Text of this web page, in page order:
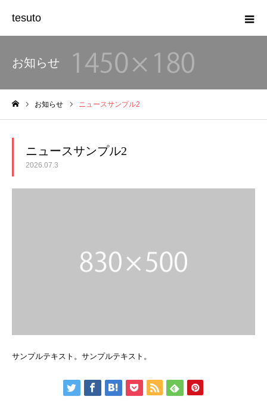
tesuto
お知らせ
お知らせ ニュースサンプル2
ニュースサンプル2
2026.07.3
サンプルテキスト。サンプルテキスト。